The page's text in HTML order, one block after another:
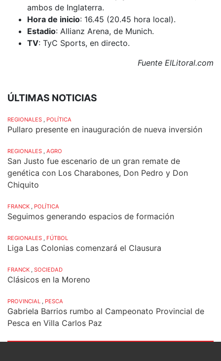
ambos de Inglaterra.
Hora de inicio: 16.45 (20.45 hora local).
Estadio: Allianz Arena, de Munich.
TV: TyC Sports, en directo.
Fuente ElLitoral.com
ÚLTIMAS NOTICIAS
REGIONALES POLÍTICA
Pullaro presente en inauguración de nueva inversión
REGIONALES AGRO
San Justo fue escenario de un gran remate de
genética con Los Charabones, Don Pedro y Don
Chiquito
FRANCK POLÍTICA
Seguimos generando espacios de formación
REGIONALES FÚTBOL
Liga Las Colonias comenzará el Clausura
FRANCK SOCIEDAD
Clásicos en la Moreno
PROVINCIAL PESCA
Gabriela Barrios rumbo al Campeonato Provincial de
Pesca en Villa Carlos Paz